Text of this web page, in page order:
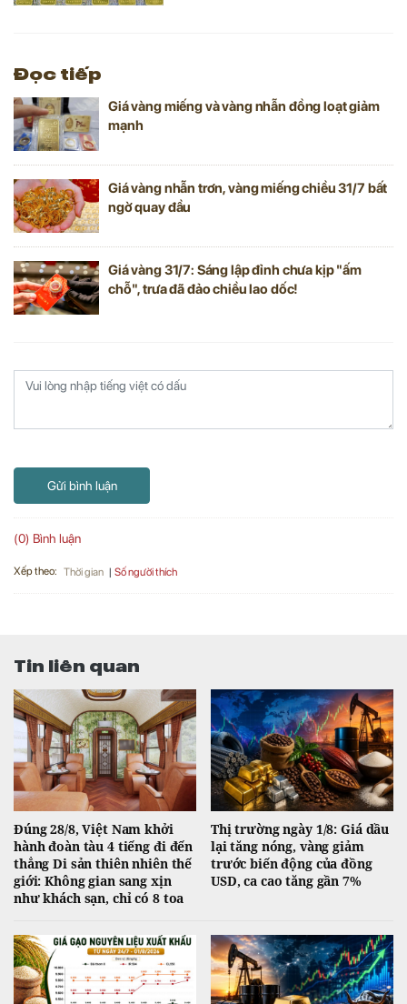
Đọc tiếp
Giá vàng miếng và vàng nhẫn đồng loạt giảm
mạnh
Giá vàng nhẫn trơn, vàng miếng chiều 31/7 bất
ngờ quay đầu
Giá vàng 31/7: Sáng lập đỉnh chưa kịp "ấm
chỗ", trưa đã đảo chiều lao dốc!
Gửi bình luận
(0) Bình luận
Xếp theo: Thời gian Số người thích
Tin liên quan
Đúng 28/8, Việt Nam khởi
hành đoàn tàu 4 tiếng đi đến
thẳng Di sản thiên nhiên thế
giới: Không gian sang xịn
như khách sạn, chỉ có 8 toa
Thị trường ngày 1/8: Giá dầu
lại tăng nóng, vàng giảm
trước biến động của đồng
USD, ca cao tăng gần 7%